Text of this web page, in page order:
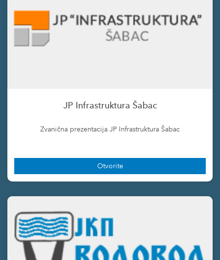
JP Infrastruktura Šabac
Zvanična prezentacija JP Infrastruktura Šabac
Otvorite